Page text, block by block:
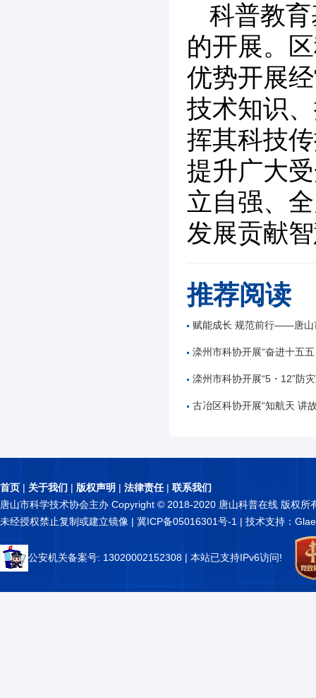
科普教
的开展。
优势开展
技术知识
挥其科技
提升广大
立自强、
发展贡献
推荐阅读
赋能成长 规范前行——唐山市公路学会举办公路工
滦州市科协开展“奋进十五五 科技谱新篇”全国
滦州市科协开展“5・12”防灾减
古冶区科协开展“知航天 讲故事 逐星辰——中国
首页 | 关于我们 | 版权声明 | 法律责任| 联系我们
唐山市科学技术协会主办 Copyright © 2018-2020 唐山科普在线 版权所
未经授权禁止复制或建立镜像 | 冀ICP备05016301号-1 | 技术支持：
公安机关备案号: 13020002152308 | 本站已支持IPv6访问!